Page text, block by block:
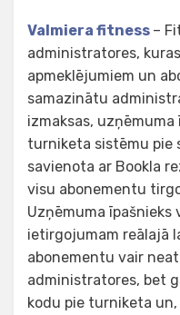
Valmiera fitness –
administratores,
apmeklējumiem un
samazinātu
izmaksas,
turniketa sistēmu pie
savienota ar Bookla
visu abonementu
Uzņēmuma
ietirgojumam reālajā
abonementu vair
administratores, bet
kodu pie turniketa